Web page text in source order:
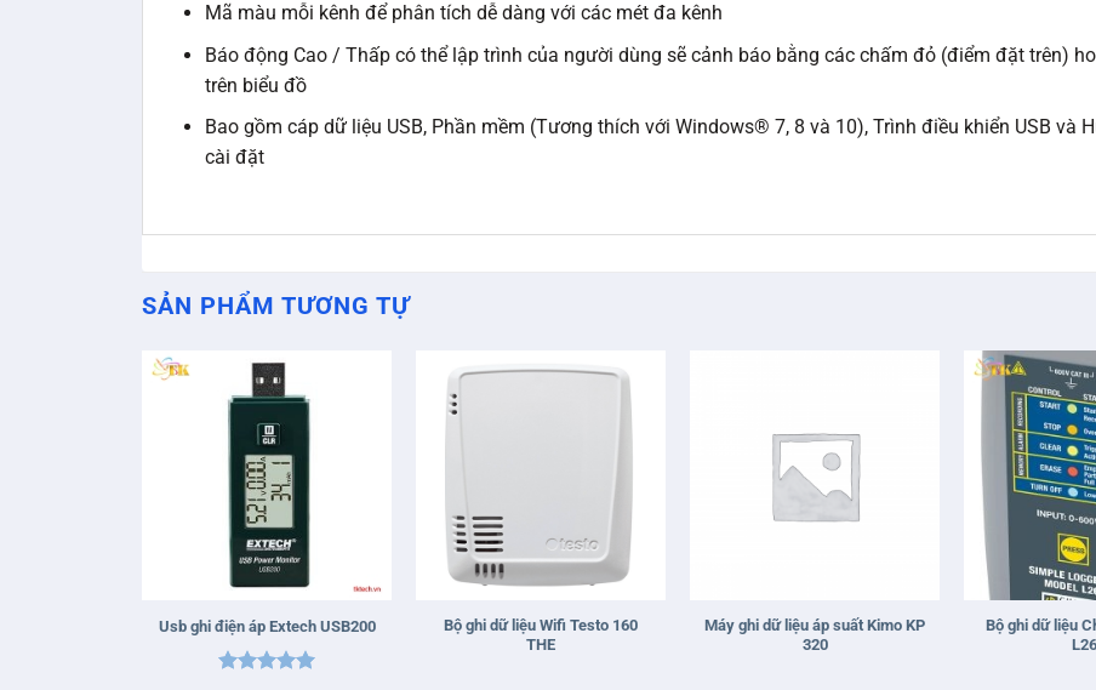
Mã màu mỗi kênh để phân tích dễ dàng với các mét đa kênh
Báo động Cao / Thấp có thể lập trình của người dùng sẽ cảnh báo bằng các chấm đỏ (điểm đặt trên)
trên biểu đồ
Bao gồm cáp dữ liệu USB, Phần mềm (Tương thích với Windows® 7, 8 và 10), Trình điều khiển USB và
cài đặt
SẢN PHẨM TƯƠNG TỰ
Usb ghi điện áp Extech USB200
+
Bộ ghi dữ liệu Wifi Testo 160
THE
Máy ghi dữ liệu áp suất Kimo KP
320
Bộ ghi dữ liệu